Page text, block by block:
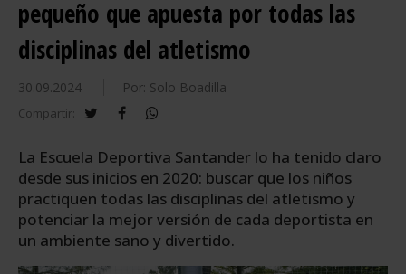
pequeño que apuesta por todas las
disciplinas del atletismo
30.09.2024 Por: Solo Boadilla
Compartir: twitterfacebook
La Escuela Deportiva Santander lo ha tenido claro
desde sus inicios en 2020: buscar que los niños
practiquen todas las disciplinas del atletismo y
potenciar la mejor versión de cada deportista en
un ambiente sano y divertido.